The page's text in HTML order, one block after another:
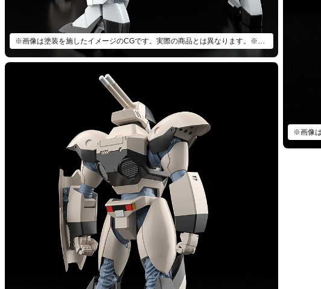
※画像は塗装を施したイメージのCGです。実際の商品とは異なります。※「MODEROID AV-0ピースメーカー」（別売）とあわせて飾ろう。
※画像